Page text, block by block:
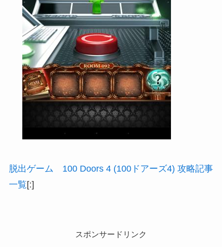
脱出ゲーム 100 Doors 4 (100ドアーズ4) 攻略記事
一覧[:]
スポンサードリンク